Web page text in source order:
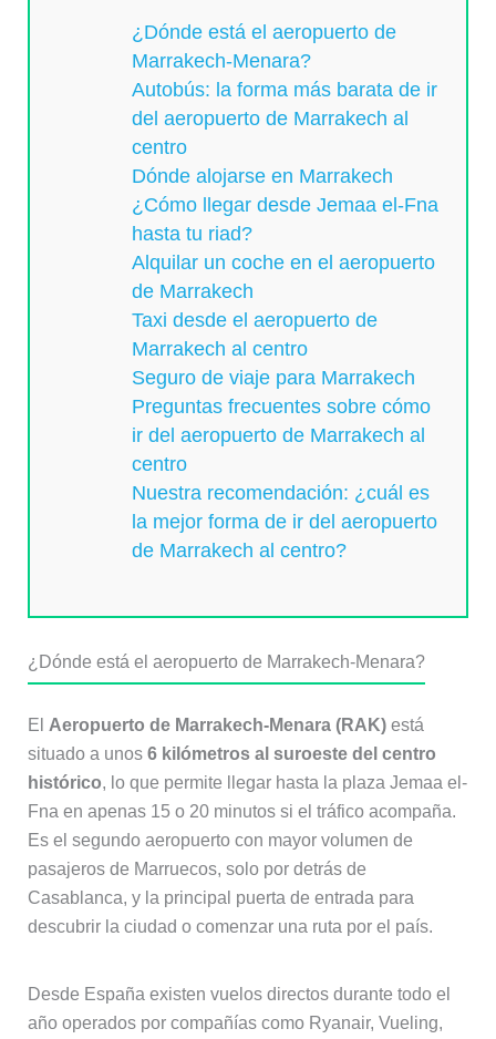
¿Dónde está el aeropuerto de
Marrakech-Menara?
Autobús: la forma más barata de ir
del aeropuerto de Marrakech al
centro
Dónde alojarse en Marrakech
¿Cómo llegar desde Jemaa el-Fna
hasta tu riad?
Alquilar un coche en el aeropuerto
de Marrakech
Taxi desde el aeropuerto de
Marrakech al centro
Seguro de viaje para Marrakech
Preguntas frecuentes sobre cómo
ir del aeropuerto de Marrakech al
centro
Nuestra recomendación: ¿cuál es
la mejor forma de ir del aeropuerto
de Marrakech al centro?
¿Dónde está el aeropuerto de Marrakech-Menara?
El Aeropuerto de Marrakech-Menara (RAK)está
situado a unos 6 kilómetros al suroeste del centro
histórico, lo que permite llegar hasta la plaza Jemaa el-
Fna en apenas 15 o 20 minutos si el tráfico acompaña.
Es el segundo aeropuerto con mayor volumen de
pasajeros de Marruecos, solo por detrás de
Casablanca, y la principal puerta de entrada para
descubrir la ciudad o comenzar una ruta por el país.
Desde España existen vuelos directos durante todo el
año operados por compañías como Ryanair, Vueling,